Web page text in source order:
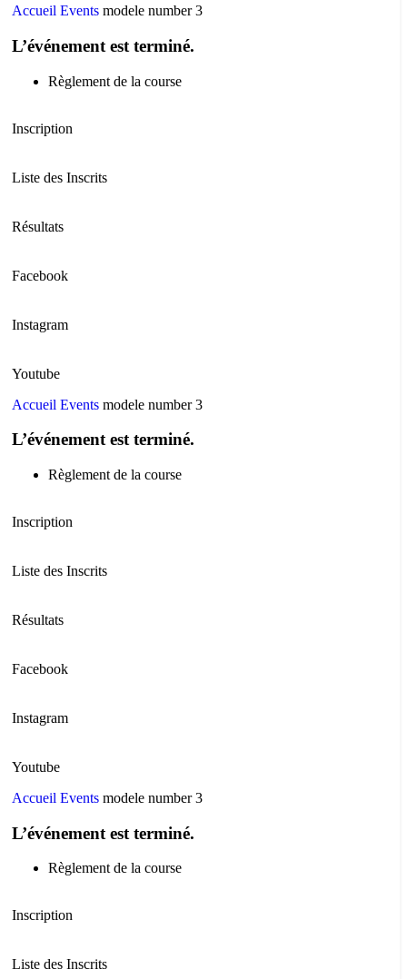
Accueil Events modele number 3
L’événement est terminé.
Règlement de la course
Inscription
Liste des Inscrits
Résultats
Facebook
Instagram
Youtube
Accueil Events modele number 3
L’événement est terminé.
Règlement de la course
Inscription
Liste des Inscrits
Résultats
Facebook
Instagram
Youtube
Accueil Events modele number 3
L’événement est terminé.
Règlement de la course
Inscription
Liste des Inscrits